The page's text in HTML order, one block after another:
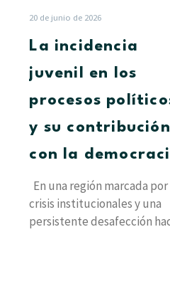
democracia
20 de junio de 2026
La incidencia
juvenil en los
procesos
y su contribución
con la
En una región marcada por
crisis institucionales y una
persistente desafección